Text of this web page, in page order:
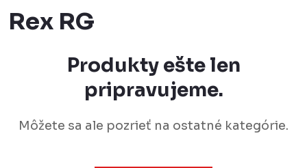
Rex RG
Produkty ešte len
pripravujeme.
Môžete sa ale pozrieť na ostatné kategórie.